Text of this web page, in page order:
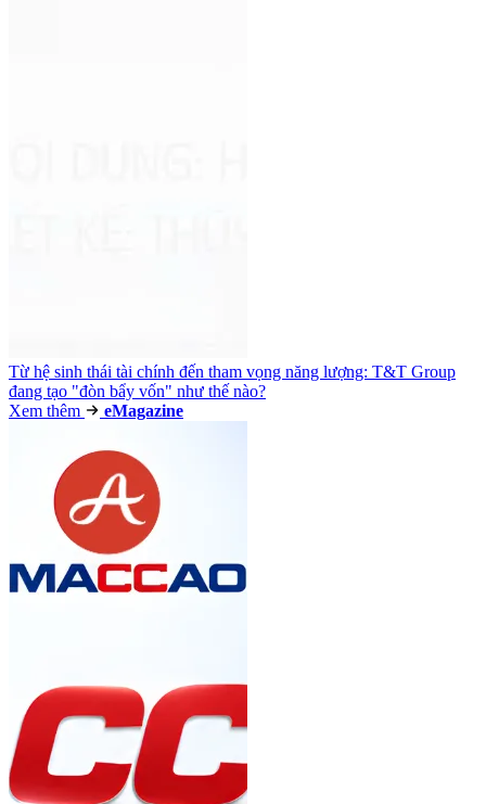
Từ hệ sinh thái tài chính đến tham vọng năng lượng: T&T Group
đang tạo "đòn bẩy vốn" như thế nào?
Xem thêm
eMagazine